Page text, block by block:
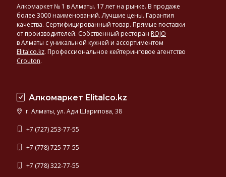
Алкомаркет № 1 в Алматы. 17 лет на рынке. В продаже
более 3000 наименований. Лучшие цены. Гарантия
качества. Сертифицированный товар. Прямые поставки
от производителей. Собственный ресторан ROJO
в Алматы с уникальной кухней и ассортиментом
Elitalco.kz. Профессиональное кейтеринговое агентство
Crouton.
Алкомаркет Elitalco.kz
г. Алматы, ул. Ади Шарипова, 38
+7 (727) 253-77-55
+7 (778) 725-77-55
+7 (778) 322-77-55